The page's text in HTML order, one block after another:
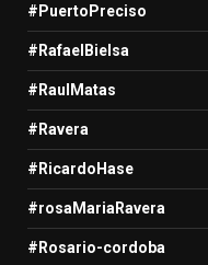
#PuertoPreciso
#RafaelBielsa
#RaulMatas
#Ravera
#RicardoHase
#rosaMariaRavera
#Rosario-cordoba